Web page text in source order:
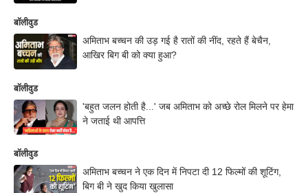
बॉलीवुड
अमिताभ बच्चन की उड़ गई है रातों की नींद, रहते हैं बेचैन,
आखिर बिग बी को क्या हुआ?
बॉलीवुड
'बहुत जलन होती है...' जब अमिताभ को अच्छे रोल मिलने पर हेमा
ने जताई थी आपत्ति
बॉलीवुड
अमिताभ बच्चन ने एक दिन में निपटा दी 12 फिल्मों की शूटिंग,
बिग बी ने खुद किया खुलासा